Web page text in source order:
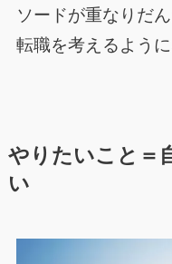
ソードが重なりだ
転職を考えるように
やりたいこと＝
い